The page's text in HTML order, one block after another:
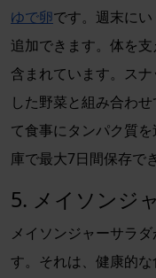
ゆで卵です。週末に
追加できます。体を
含まれています。ス
した野菜と組み合わ
て食事にタンパク質
庫で最大7日間保存で
5. メイソンジ
メイソンジャーサラ
す。それは、健康的